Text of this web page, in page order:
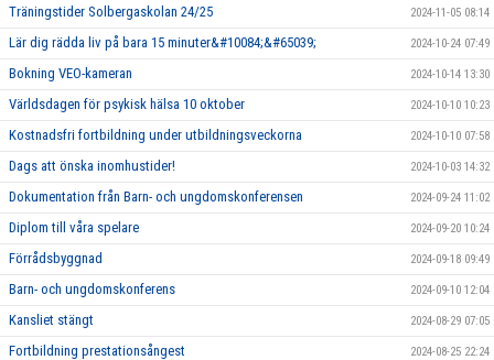
Träningstider Solbergaskolan 24/25 2024-11-05 08:14
Lär dig rädda liv på bara 15 minuter&#10084;&#65039; 2024-10-24 07:49
Bokning VEO-kameran 2024-10-14 13:30
Världsdagen för psykisk hälsa 10 oktober 2024-10-10 10:23
Kostnadsfri fortbildning under utbildningsveckorna 2024-10-10 07:58
Dags att önska inomhustider! 2024-10-03 14:32
Dokumentation från Barn- och ungdomskonferensen 2024-09-24 11:02
Diplom till våra spelare 2024-09-20 10:24
Förrådsbyggnad 2024-09-18 09:49
Barn- och ungdomskonferens 2024-09-10 12:04
Kansliet stängt 2024-08-29 07:05
Fortbildning prestationsångest 2024-08-25 22:24